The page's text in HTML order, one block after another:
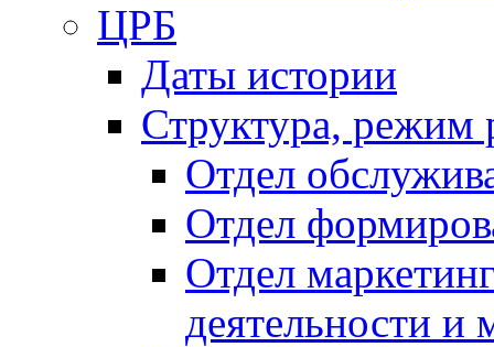
ЦРБ
Даты истории
Структура, режим
Отдел
Отдел
Отдел
деятельности и